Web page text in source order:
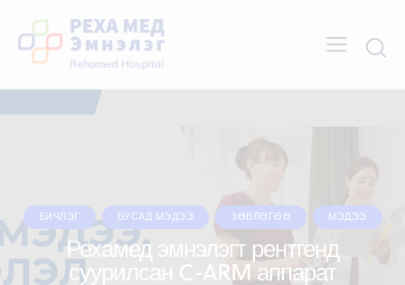
БИЧЛЭГ БУСАД МЭДЭЭ ЗӨВЛӨГӨӨ МЭДЭЭ
Рехамед эмнэлэгт рентгенд
суурилсан C-ARM аппарат